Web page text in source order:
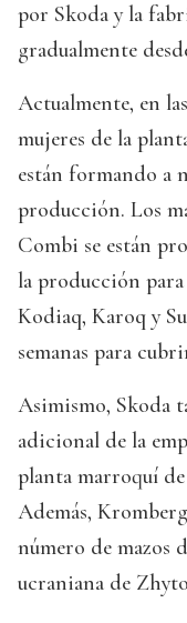
por Skoda y la
gradualmente
Actualmente, en
mujeres de la
están formando a
producción. Los
Combi se están
la producción para
Kodiaq, Karoq y
semanas para
Asimismo, Skoda
adicional de la
planta marroquí
Además,
número de mazos
ucraniana de